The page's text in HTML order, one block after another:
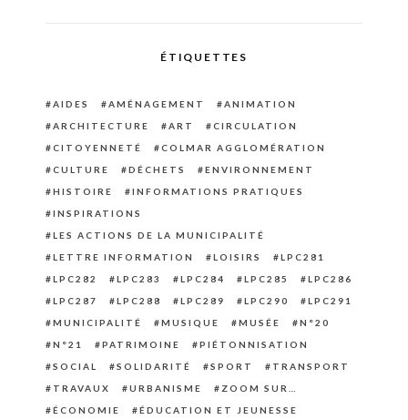
ÉTIQUETTES
AIDES AMÉNAGEMENT
ANIMATION
ARCHITECTURE
ART
CIRCULATION
CITOYENNETÉ
COLMAR AGGLOMÉRATION
CULTURE
DÉCHETS
ENVIRONNEMENT
HISTOIRE
INFORMATIONS PRATIQUES
INSPIRATIONS
LES ACTIONS DE LA MUNICIPALITÉ
LETTRE INFORMATION
LOISIRS
LPC281
LPC282
LPC283 LPC284 LPC285
LPC286
LPC287
LPC288 LPC289 LPC290
LPC291
MUNICIPALITÉ
MUSIQUE MUSÉE
N°20
N°21
PATRIMOINE
PIÉTONNISATION
SOCIAL
SOLIDARITÉ SPORT
TRANSPORT
TRAVAUX
URBANISME
ZOOM SUR…
ÉCONOMIE
ÉDUCATION ET JEUNESSE